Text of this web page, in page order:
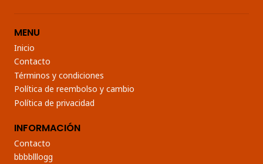
MENU
Inicio
Contacto
Términos y condiciones
Política de reembolso y cambio
Política de privacidad
INFORMACIÓN
Contacto
bbbblllogg